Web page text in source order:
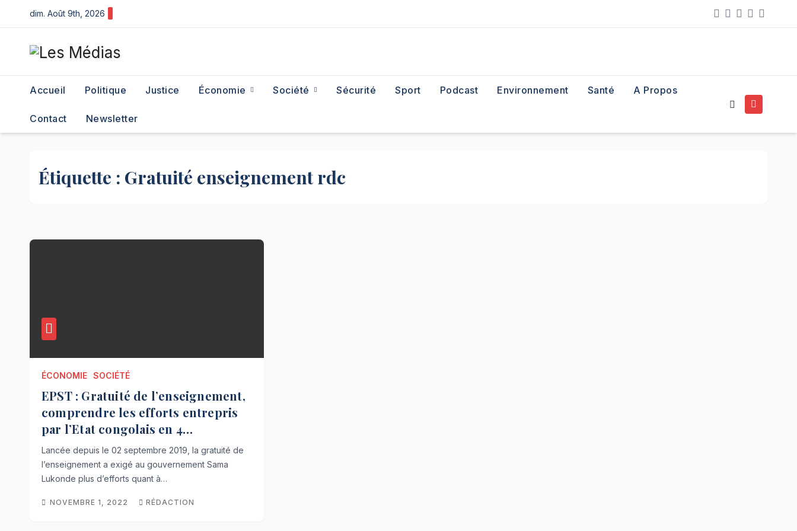
to
content
dim. Août 9th, 2026
Accueil Politique Justice Économie Société Sécurité Sport Podcast Environnement Santé A Propos
Contact Newsletter
Étiquette : Gratuité enseignement rdc
ÉCONOMIE SOCIÉTÉ
EPST : Gratuité de l’enseignement,
comprendre les efforts entrepris
par l’Etat congolais en 4
graphiques
Lancée depuis le 02 septembre 2019, la gratuité de
l’enseignement a exigé au gouvernement Sama
Lukonde plus d’efforts quant à…
NOVEMBRE 1, 2022 RÉDACTION